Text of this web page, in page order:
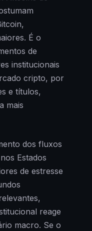
É o
de
institucionais
cripto, por
e títulos,
mais
dos fluxos
Estados
de estresse
reage
macro. Se o